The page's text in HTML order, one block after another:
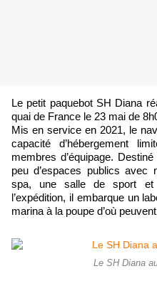
Le petit paquebot SH Diana
quai de France le 23 mai de
Mis en service en 2021, le
capacité d’hébergement
membres d’équipage.
peu d’espaces publics avec
spa, une salle de sport et
l’expédition, il embarque un
marina à la poupe d’où
Le SH Diana